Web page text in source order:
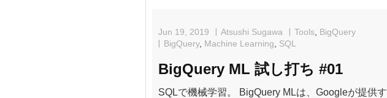
Jun 19, 2019 Atsushi Sugawa Tools BigQuery
BigQuery, Machine Learning SQL
BigQuery ML 試し打ち #01
SQLで機械学習。 BigQuery MLは、Googleが提供す